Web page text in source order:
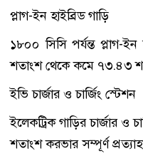
প্লাগ-ইন হাইব্রিড গাড়ি
১৮০০ সিসি পর্যন্ত প্লাগ-
শতাংশ থেকে কমে ৭৩.৪৩
ইভি চার্জার ও চার্জিং স্টেশন
ইলেকট্রিক গাড়ির চার্জার ও
শতাংশ করভার সম্পূর্ণ